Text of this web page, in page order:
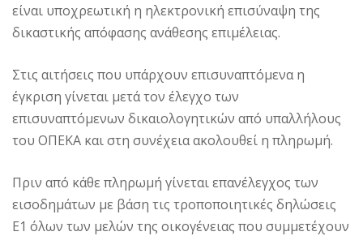
είναι υποχρεωτική η ηλεκτρονική επισύναψη της
δικαστικής απόφασης ανάθεσης επιμέλειας.
Στις αιτήσεις που υπάρχουν επισυναπτόμενα η
έγκριση γίνεται μετά τον έλεγχο των
επισυναπτόμενων δικαιολογητικών από υπαλλήλους
του ΟΠΕΚΑ και στη συνέχεια ακολουθεί η πληρωμή.
Πριν από κάθε πληρωμή γίνεται επανέλεγχος των
εισοδημάτων με βάση τις τροποποιητικές δηλώσεις
Ε1 όλων των μελών της οικογένειας που συμμετέχουν